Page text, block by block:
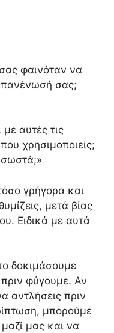
φαινόταν να
σας;
με αυτές τις
χρησιμοποιείς;
γρήγορα και
μετά βίας
Ειδικά με αυτά
δοκιμάσουμε
φύγουμε. Αν
αντλήσεις πριν
μπορούμε
μας και να